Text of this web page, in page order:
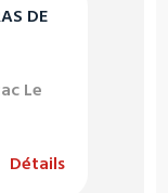
DE
Le
Détails